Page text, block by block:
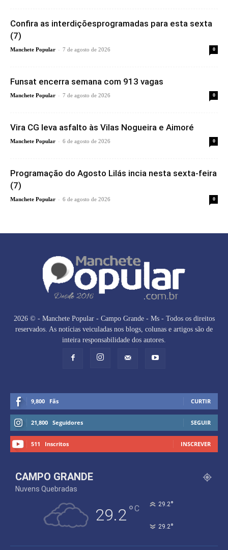
Confira as interdiçõesprogramadas para esta sexta
(7)
Manchete Popular - 7 de agosto de 2026 0
Funsat encerra semana com 913 vagas
Manchete Popular - 7 de agosto de 2026 0
Vira CG leva asfalto às Vilas Nogueira e Aimoré
Manchete Popular - 6 de agosto de 2026 0
Programação do Agosto Lilás incia nesta sexta-feira
(7)
Manchete Popular - 6 de agosto de 2026 0
2026 © - Manchete Popular - Campo Grande - Ms - Todos os direitos
reservados. As notícias veiculadas nos blogs, colunas e artigos são de
inteira responsabilidade dos autores.
9,800 Fãs CURTIR
21,800 Seguidores SEGUIR
511 Inscritos INSCREVER
CAMPO GRANDE
Nuvens Quebradas
29.2°C 29.2°
29.2°